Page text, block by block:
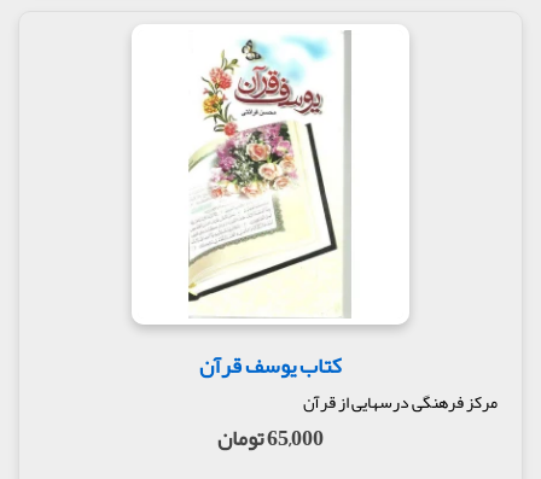
کتاب یوسف قرآن
مرکز فرهنگی درسهایی از قرآن
65,000 تومان